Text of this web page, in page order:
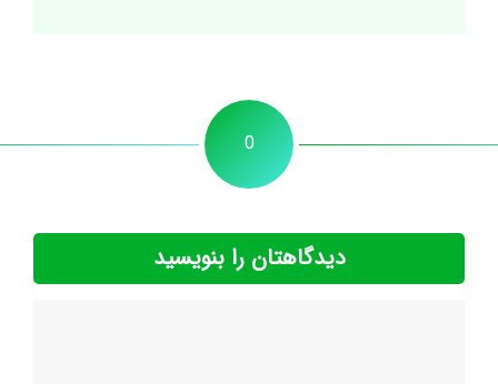
0
دیدگاهتان را بنویسید